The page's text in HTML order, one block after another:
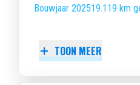
Bouwjaar 202519.119 km
TOON MEER